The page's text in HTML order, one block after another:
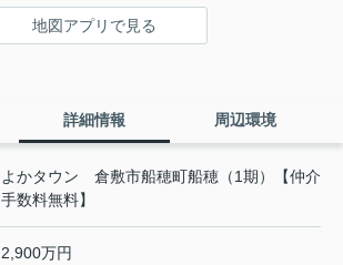
地図アプリで見る
詳細情報 周辺環境
よかタウン 倉敷市船穂町船穂（1期）【仲介
手数料無料】
2,900万円